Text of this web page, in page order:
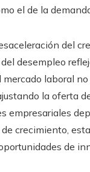
el de la
del
desempleo
laboral
la oferta
empresariales
crecimiento,
de